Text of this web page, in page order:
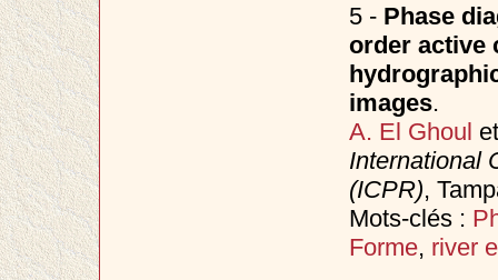
5 - Phase
order active
images.
A. El Ghoul
International
(ICPR),
Mots-clés :
Forme, river